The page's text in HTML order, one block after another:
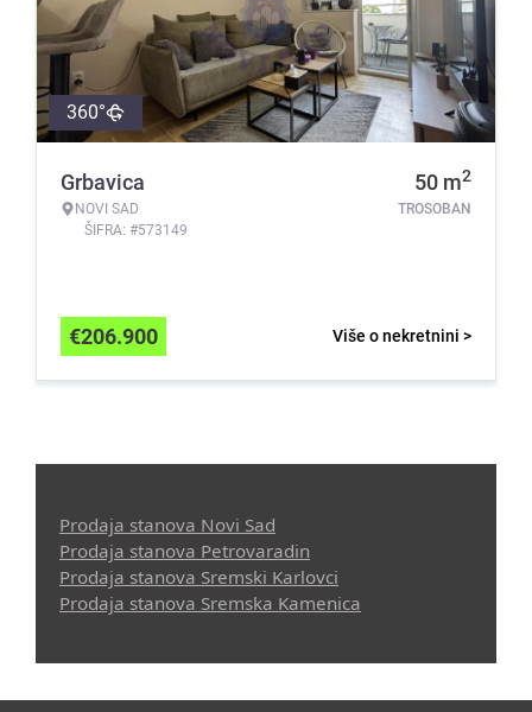
360°
Grbavica
NOVI SAD
ŠIFRA: #573149
50 m2
TROSOBAN
Više o nekretnini >
€206.900
Prodaja stanova Novi Sad
Prodaja stanova Petrovaradin
Prodaja stanova Sremski Karlovci
Prodaja stanova Sremska Kamenica